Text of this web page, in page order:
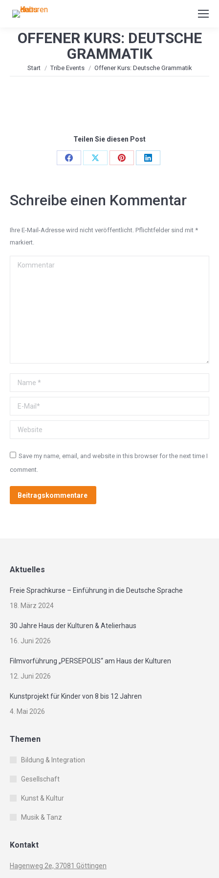
OFFENER KURS: DEUTSCHE
GRAMMATIK
Sie befinden sich hier:
Start Tribe Events Offener Kurs: Deutsche Grammatik
Teilen Sie diesen Post
Share
Facebook
Share
Share
Share
LinkedIn
Schreibe einen Kommentar
Ihre E-Mail-Adresse wird nicht veröffentlicht. Pflichtfelder sind mit *
markiert.
Kommentar
Name *
E-Mail *
Website
Save my name, email, and website in this browser for the next time I
comment.
Beitragskommentare
Aktuelles
Freie Sprachkurse – Einführung in die Deutsche Sprache
18. März 2024
30 Jahre Haus der Kulturen & Atelierhaus
16. Juni 2026
Filmvorführung „PERSEPOLIS“ am Haus der Kulturen
12. Juni 2026
Kunstprojekt für Kinder von 8 bis 12 Jahren
4. Mai 2026
Themen
Bildung & Integration
Gesellschaft
Kunst & Kultur
Musik & Tanz
Kontakt
Hagenweg 2e, 37081 Göttingen